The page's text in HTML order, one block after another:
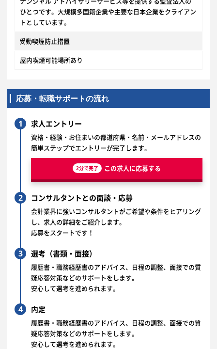
ひとつです。大規模多国籍企業や主要な日本企業をクライアン
トとしています。
受動喫煙防止措置
屋内喫煙可能場所あり
応募・転職サポートの流れ
1 求人エントリー
資格・経験・お住まいの都道府県・名前・メールアドレスの
簡単ステップでエントリーが完了します。
2分で完了 この求人に応募する
2 コンサルタントとの面談・応募
会計業界に強いコンサルタントがご希望や条件をヒアリング
し、求人の詳細をご紹介します。
応募をスタートです！
3 選考（書類・面接）
履歴書・職務経歴書のアドバイス、日程の調整、面接での質
疑応答対策などのサポートをします。
安心して選考を進められます。
4 内定
履歴書・職務経歴書のアドバイス、日程の調整、面接での質
疑応答対策などのサポートをします。
安心して選考を進められます。